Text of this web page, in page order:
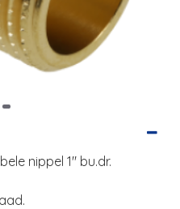
nippel 1" bu.dr.